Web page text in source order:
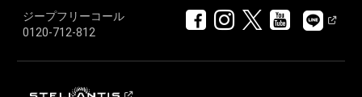
ジープフリーコール
0120-712-812